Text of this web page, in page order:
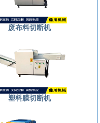
废布料切断机
塑料膜切断机